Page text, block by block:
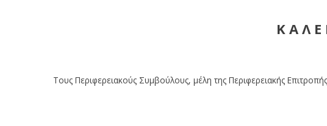
Κ Α Λ Ε
Τους Περιφερειακούς Συμβούλους, μέλη της Περιφερειακής Επιτροπής